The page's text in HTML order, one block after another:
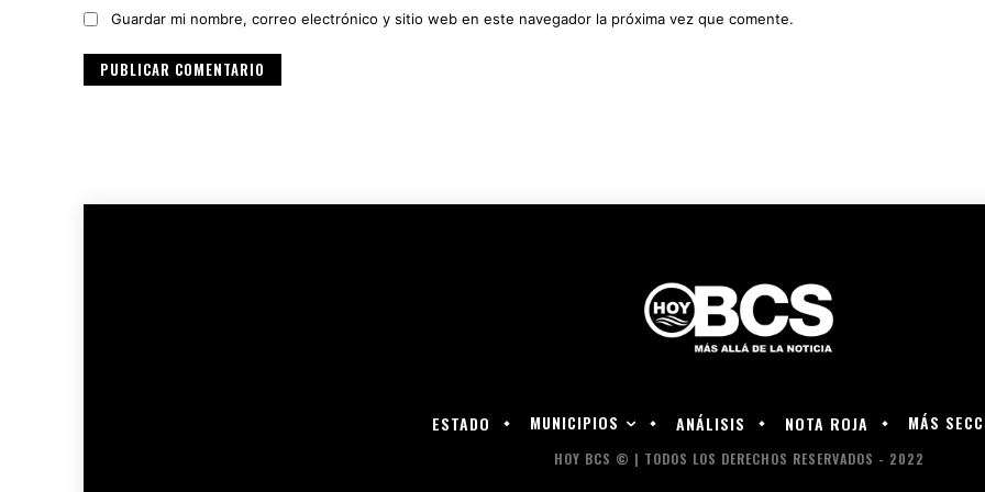
Guardar mi nombre, correo electrónico y sitio web en este navegador la próxima vez que comente.
ESTADO MUNICIPIOS ANÁLISIS NOTA ROJA MÁS
HOY BCS © | TODOS LOS DERECHOS RESERVADOS - 2022